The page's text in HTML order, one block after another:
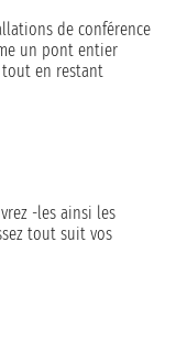
-les ainsi les
tout suit vos
de conférence
un pont entier
en restant